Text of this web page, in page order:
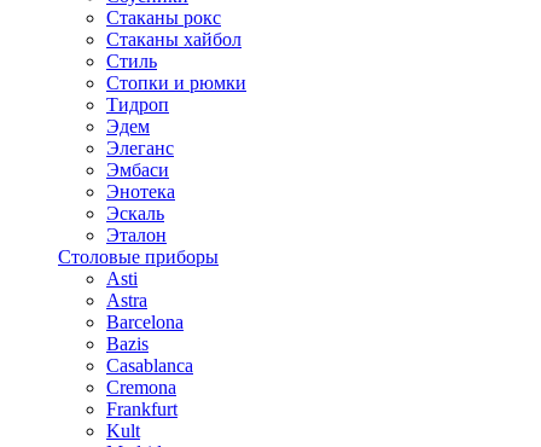
Стаканы рокс
Стаканы хайбол
Стиль
Стопки и рюмки
Тидроп
Эдем
Элеганс
Эмбаси
Энотека
Эскаль
Эталон
Столовые приборы
Asti
Astra
Barcelona
Bazis
Casablanca
Cremona
Frankfurt
Kult